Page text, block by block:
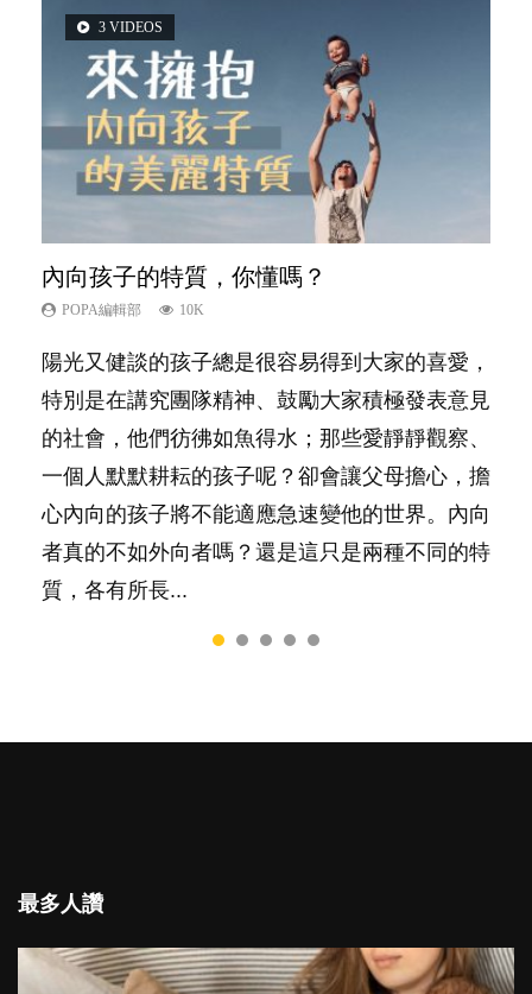
3 VIDEOS
內向孩子的特質，你懂嗎？
POPA編輯部 10K
陽光又健談的孩子總是很容易得到大家的喜愛，
特別是在講究團隊精神、鼓勵大家積極發表意見
的社會，他們彷彿如魚得水；那些愛靜靜觀察、
一個人默默耕耘的孩子呢？卻會讓父母擔心，擔
心內向的孩子將不能適應急速變他的世界。內向
者真的不如外向者嗎？還是這只是兩種不同的特
質，各有所長...
5 VIDEOS
夫妻必看！經營婚姻，沒捷徑
POPA編輯部 22.9K
你是不是也曾經以為只要跟相愛的人結婚，就自
然能走到白頭，但生了孩子卻發現事情不如你所
料？ 經營婚姻，不如我們想像的簡單，卻也不
是大家說得那麼難。一起來認識婚姻的真相！...
2 VIDEOS
想孩子學好外語，點做好？
POPA編輯部 9.9K
有人話學多種語言越早開始越好，有人卻說一時
間太多語言，會令孩子感到混淆，到底誰是誰
非？聽聽專家怎樣說，解開語言學習的迷思～...
14 VIDEOS
新手父母不用怕
POPA編輯部 16.3K
相信許多人初為人父母，由懷孕開始到孩子呱呱
落地，心中都有數之不盡的問題～這裡一次過集
合我們以往製作過的相關短片。 這段路讓我們
跟你同行～...
6 VIDEOS
孩子能力天注定？
POPA編輯部 7.9K
很多父母都希望孩子係個「叻仔叻女」，學業別
太差，日常自理井井有條。這樣的孩子是萬中無
一，還是魚與熊掌，不能兼得？...
最多人讚